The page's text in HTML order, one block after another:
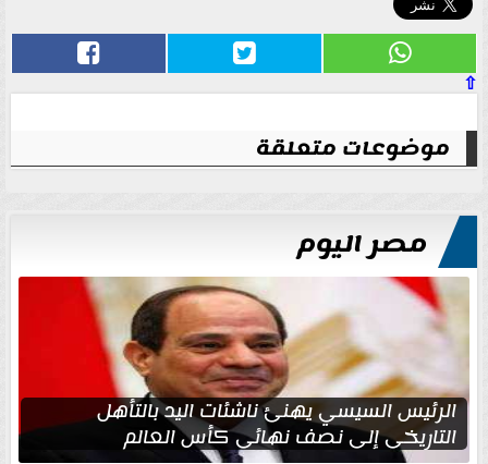
⇧
موضوعات متعلقة
مصر اليوم
الرئيس السيسي يهنئ ناشئات اليد بالتأهل
التاريخي إلى نصف نهائي كأس العالم